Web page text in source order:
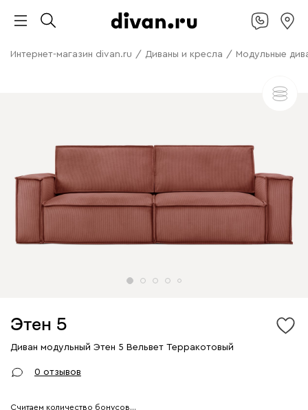
Интернет-магазин divan.ru / Диваны и кресла / Модульные
Этен 5
Диван модульный Этен 5 Вельвет Терракотовый
Арт. 255400
0 отзывов
Считаем количество бонусов…